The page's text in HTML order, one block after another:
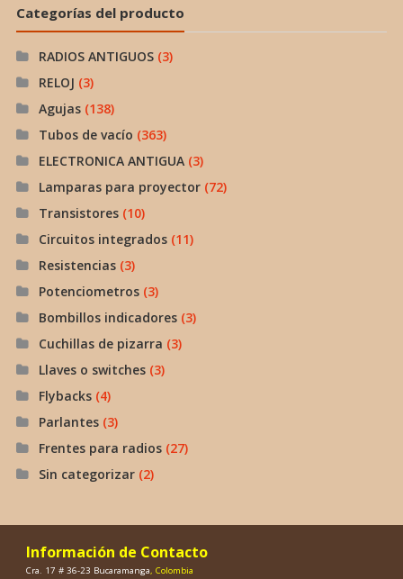
Categorías del producto
RADIOS ANTIGUOS (3)
RELOJ (3)
Agujas (138)
Tubos de vacío (363)
ELECTRONICA ANTIGUA (3)
Lamparas para proyector (72)
Transistores (10)
Circuitos integrados (11)
Resistencias (3)
Potenciometros (3)
Bombillos indicadores (3)
Cuchillas de pizarra (3)
Llaves o switches (3)
Flybacks (4)
Parlantes (3)
Frentes para radios (27)
Sin categorizar (2)
Información de Contacto
Cra. 17 # 36-23 Bucaramanga, Colombia